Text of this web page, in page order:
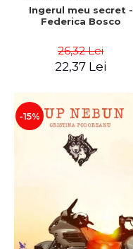
Ingerul meu secret -
Federica Bosco
26,32 Lei
22,37 Lei
-15%